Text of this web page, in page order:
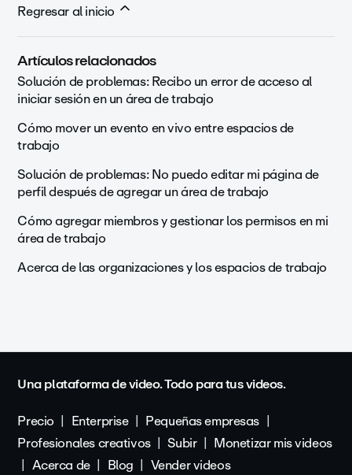
Regresar al inicio
Artículos relacionados
Solución de problemas: Recibo un error de acceso al
iniciar sesión en un área de trabajo
Cómo mover un evento en vivo entre espacios de
trabajo
Solución de problemas: No puedo editar mi página de
perfil después de agregar un área de trabajo
Cómo agregar miembros y gestionar los permisos en mi
área de trabajo
Acerca de las organizaciones y los espacios de trabajo
Una plataforma de video. Todo para tus videos.
Precio
Enterprise
Pequeñas empresas
Profesionales creativos
Subir
Monetizar mis videos
Acerca de
Blog Vender videos